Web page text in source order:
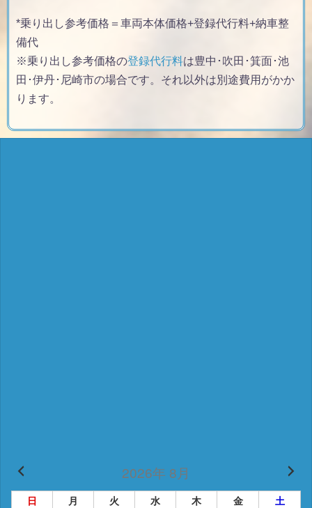
*乗り出し参考価格＝車両本体価格+登録代行料+納車整
備代
※乗り出し参考価格の登録代行料は豊中･吹田･箕面･池
田･伊丹･尼崎市の場合です。それ以外は別途費用がかか
ります。
2026年 8月
日 月 火 水 木 金 土